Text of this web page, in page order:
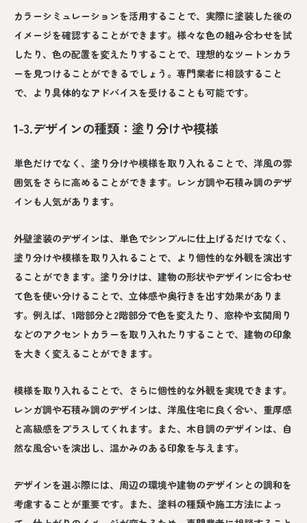
カラーシミュレーションを活用することで、実際に塗装した後の
イメージを確認することができます。様々な色の組み合わせを試
したり、色の配置を変えたりすることで、理想的なツートンカラ
ーを見つけることができるでしょう。専門業者に相談すること
で、より具体的なアドバイスを受けることも可能です。
1-3.デザインの種類：塗り分けや模様
単色だけでなく、塗り分けや模様を取り入れることで、洋風の雰
囲気をさらに高めることができます。レンガ調や石積み調のデザ
インも人気があります。
外壁塗装のデザインは、単色でシンプルに仕上げるだけでなく、
塗り分けや模様を取り入れることで、より個性的な外観を演出す
ることができます。塗り分けは、建物の形状やデザインに合わせ
て色を使い分けることで、立体感や奥行きを出す効果がありま
す。例えば、1階部分と2階部分で色を変えたり、窓枠や玄関周り
などのアクセントカラーを取り入れたりすることで、建物の印象
を大きく変えることができます。
模様を取り入れることで、さらに個性的な外観を実現できます。
レンガ調や石積み調のデザインは、洋風住宅に良く合い、重厚感
と高級感をプラスしてくれます。また、木目調のデザインは、自
然な風合いを演出し、温かみのある印象を与えます。
デザインを選ぶ際には、周辺の環境や建物のデザインとの調和を
考慮することが重要です。また、塗料の種類や施工方法によっ